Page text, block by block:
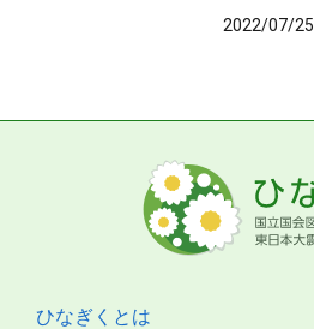
2022/07/25
ひなぎくとは